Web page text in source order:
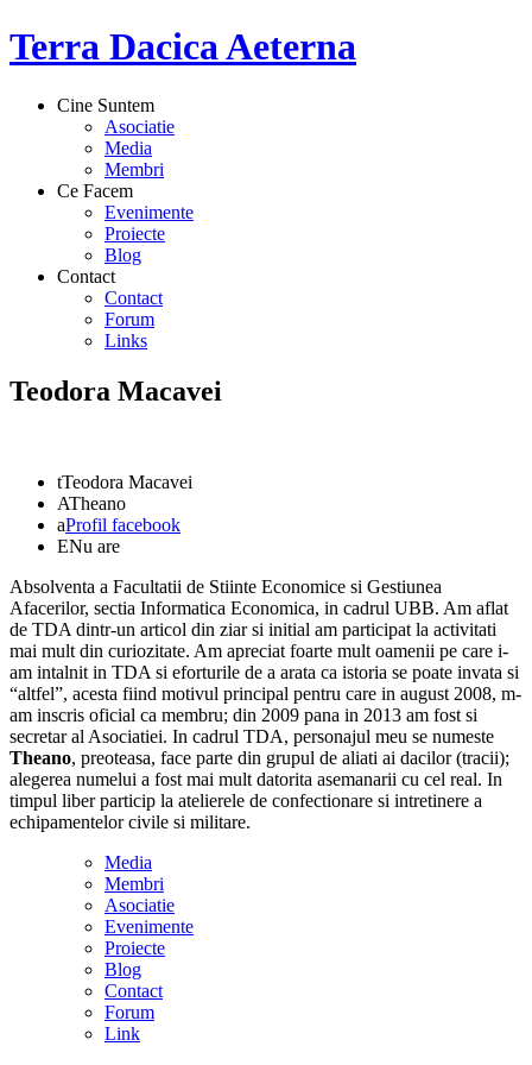
Terra Dacica Aeterna
Cine Suntem
Asociatie
Media
Membri
Ce Facem
Evenimente
Proiecte
Blog
Contact
Contact
Forum
Links
Teodora Macavei
tTeodora Macavei
ATheano
aProfil facebook
ENu are
Absolventa a Facultatii de Stiinte Economice si Gestiunea
Afacerilor, sectia Informatica Economica, in cadrul UBB. Am aflat
de TDA dintr-un articol din ziar si initial am participat la activitati
mai mult din curiozitate. Am apreciat foarte mult oamenii pe care i-
am intalnit in TDA si eforturile de a arata ca istoria se poate invata si
“altfel”, acesta fiind motivul principal pentru care in august 2008, m-
am inscris oficial ca membru; din 2009 pana in 2013 am fost si
secretar al Asociatiei. In cadrul TDA, personajul meu se numeste
Theano, preoteasa, face parte din grupul de aliati ai dacilor (tracii);
alegerea numelui a fost mai mult datorita asemanarii cu cel real. In
timpul liber particip la atelierele de confectionare si intretinere a
echipamentelor civile si militare.
Media
Membri
Asociatie
Evenimente
Proiecte
Blog
Contact
Forum
Link